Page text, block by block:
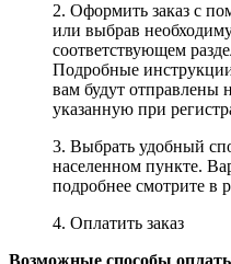
2. Оформить заказ с
или выбрав
соответствующем
Подробные
вам будут отправлены
указанную при
3. Выбрать удобный
населенном пункте.
подробнее смотрите в
4. Оплатить заказ